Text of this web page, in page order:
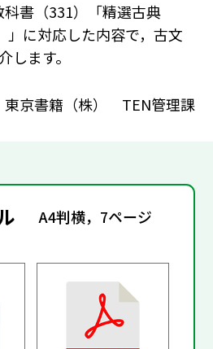
書（331）「精選古典
」に対応した内容で，古文
します。
東京書籍（株） TEN管理課
A4判横，7ページ